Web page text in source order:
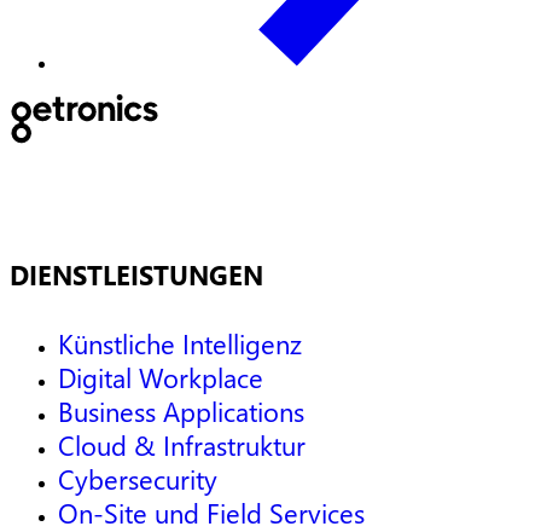
DIENSTLEISTUNGEN
Künstliche Intelligenz
Digital Workplace
Business Applications
Cloud & Infrastruktur
Cybersecurity
On-Site und Field Services